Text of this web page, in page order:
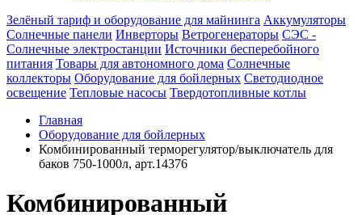
Зелёный тариф и оборудование для майнинга Аккумуляторы
Солнечные панели Инверторы Ветрогенераторы СЭС -
Солнечные электростанции Источники бесперебойного
питания Товары для автономного дома Солнечные
коллекторы Оборудование для бойлерных Светодиодное
освещение Тепловые насосы Твердотопливные котлы
Главная
Оборудование для бойлерных
Комбинированный терморегулятор/выключатель для
баков 750-1000л, арт.14376
Комбинированный